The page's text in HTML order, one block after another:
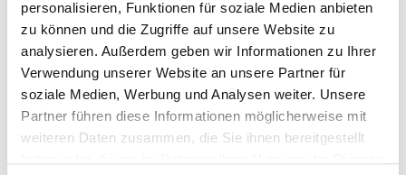
personalisieren, Funktionen für soziale Medien anbieten
zu können und die Zugriffe auf unsere Website zu
analysieren. Außerdem geben wir Informationen zu Ihrer
Verwendung unserer Website an unsere Partner für
soziale Medien, Werbung und Analysen weiter. Unsere
Partner führen diese Informationen möglicherweise mit
weiteren Daten zusammen, die Sie ihnen bereitgestellt